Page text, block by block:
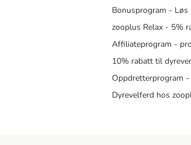
Bonusprogram - Løs
zooplus Relax - 5%
Affiliateprogram -
10% rabatt til
Oppdretterprogram
Dyrevelferd hos